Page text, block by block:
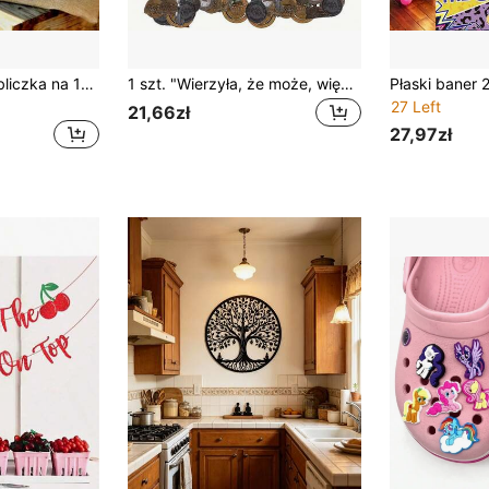
1 szt. metalowa tabliczka na 18. urodziny – idealny prezent dla nastolatków, dekoracja ścienna na imprezę, losowy wzór otworów
1 szt. "Wierzyła, że może, więc zrobiła" – inspirujący wieszak na medale, metalowy stojak ścienny do organizowania medali, łatwy w montażu, organizer na wstążki dla sportowców i maratończyków
21,66zł
27 Left
27,97zł